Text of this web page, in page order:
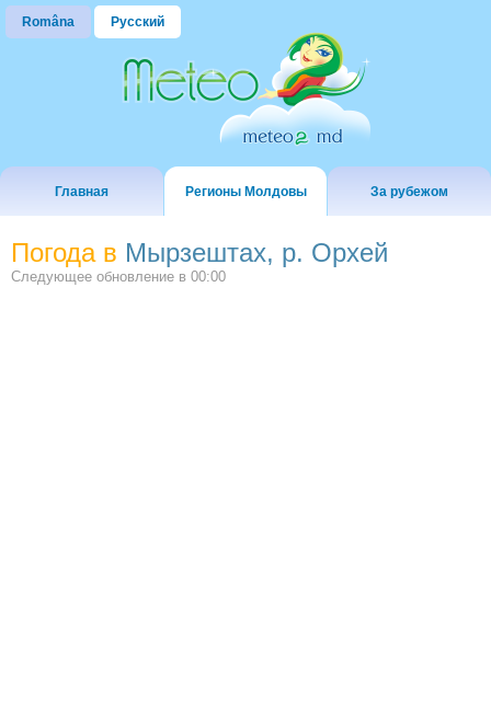
Româna Русский
Главная Регионы Молдовы За рубежом
Погода в Мырзештах, р. Орхей
Следующее обновление в 00:00